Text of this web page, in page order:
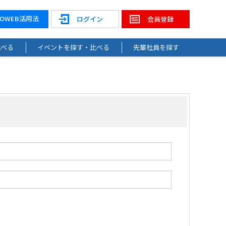
会員登録
ログイン
活用法
る イベントを探す・比べる 先輩社員を探す